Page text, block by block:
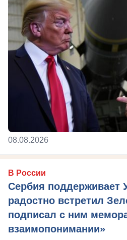
08.08.2026
В России
Сербия поддерживает
радостно встретил
подписал с ним
взаимопонимании»